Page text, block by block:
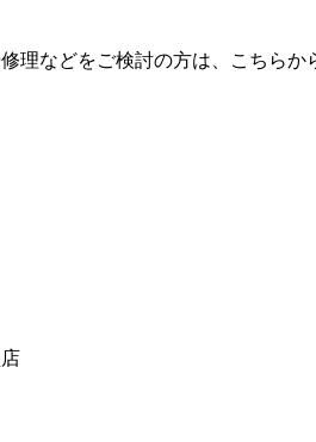
理などをご検討の方は、こちらか